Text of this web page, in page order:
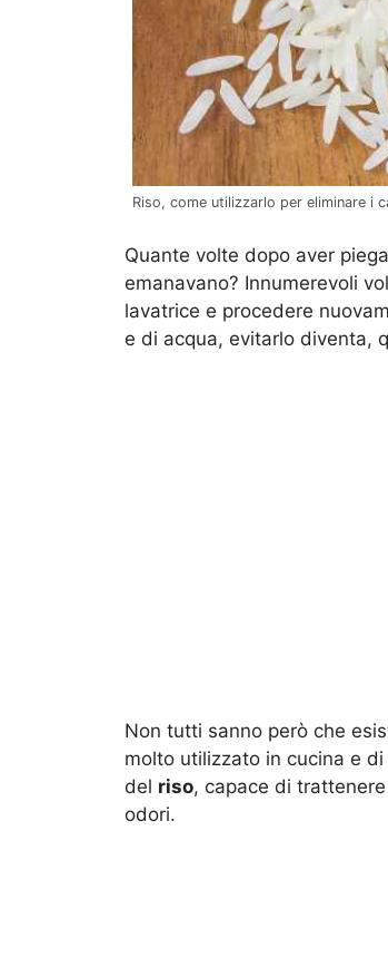
Riso, come utilizzarlo per eliminare i
Quante volte dopo aver
emanavano? Innumerevoli
lavatrice e procedere
e di acqua, evitarlo diventa,
Non tutti sanno però che
molto utilizzato in cucina e
del riso, capace di
odori.